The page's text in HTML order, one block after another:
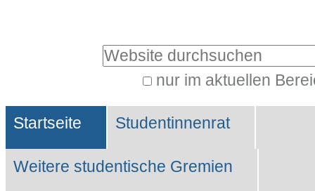
Website durchsuchen
nur im aktuellen
Suche…
Sektionen
Startseite Studentinnenrat
Weitere studentische Gremien